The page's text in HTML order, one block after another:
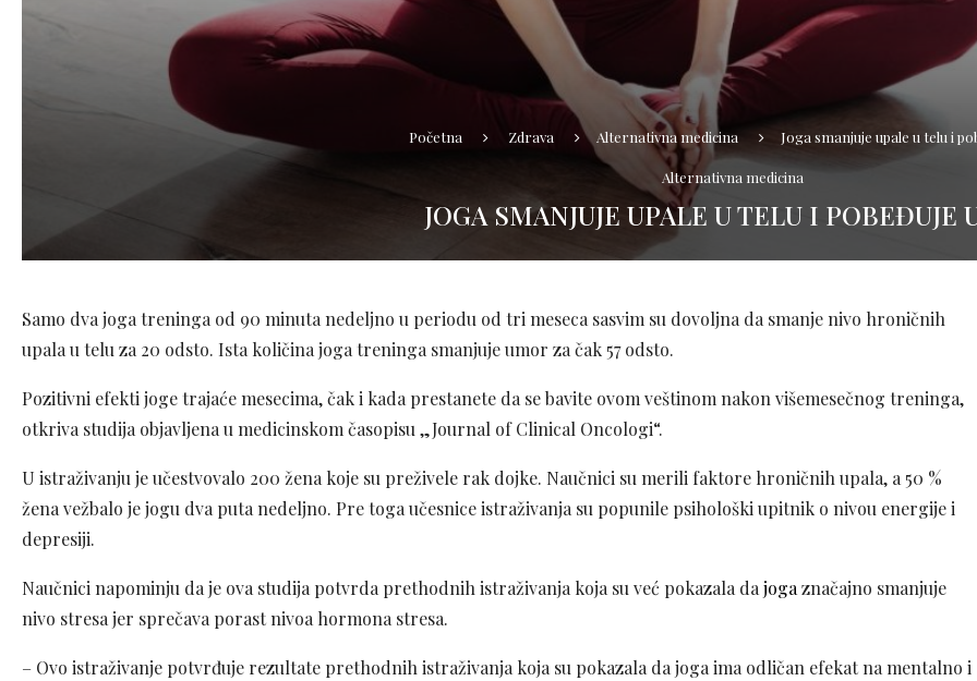
Početna Zdrava Alternativna medicina Joga smanjuje upale u telu i
Alternativna medicina
JOGA SMANJUJE UPALE U TELU I POBEĐUJE
Samo dva joga treninga od 90 minuta nedeljno u periodu od tri meseca sasvim su dovoljna da smanje nivo hroničnih
upala u telu za 20 odsto. Ista količina joga treninga smanjuje umor za čak 57 odsto.
Pozitivni efekti joge trajaće mesecima, čak i kada prestanete da se bavite ovom veštinom nakon višemesečnog treninga,
otkriva studija objavljena u medicinskom časopisu „Journal of Clinical Oncologi“.
U istraživanju je učestvovalo 200 žena koje su preživele rak dojke. Naučnici su merili faktore hroničnih upala, a 50 %
žena vežbalo je jogu dva puta nedeljno. Pre toga učesnice istraživanja su popunile psihološki upitnik o nivou energije i
depresiji.
Naučnici napominju da je ova studija potvrda prethodnih istraživanja koja su već pokazala dajogaznačajno smanjuje
nivo stresa jer sprečava porast nivoa hormona stresa.
– Ovo istraživanje potvrđuje rezultate prethodnih istraživanja koja su pokazala da joga ima odličan efekat na mentalno i